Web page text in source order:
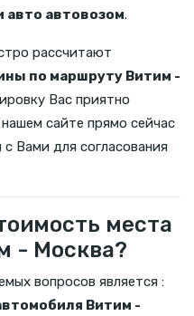
авто автовозом.
рассчитают
по маршруту Витим -
Вас приятно
сайте прямо сейчас
Вами для согласования
места
- Москва?
вопросов является :
Витим -